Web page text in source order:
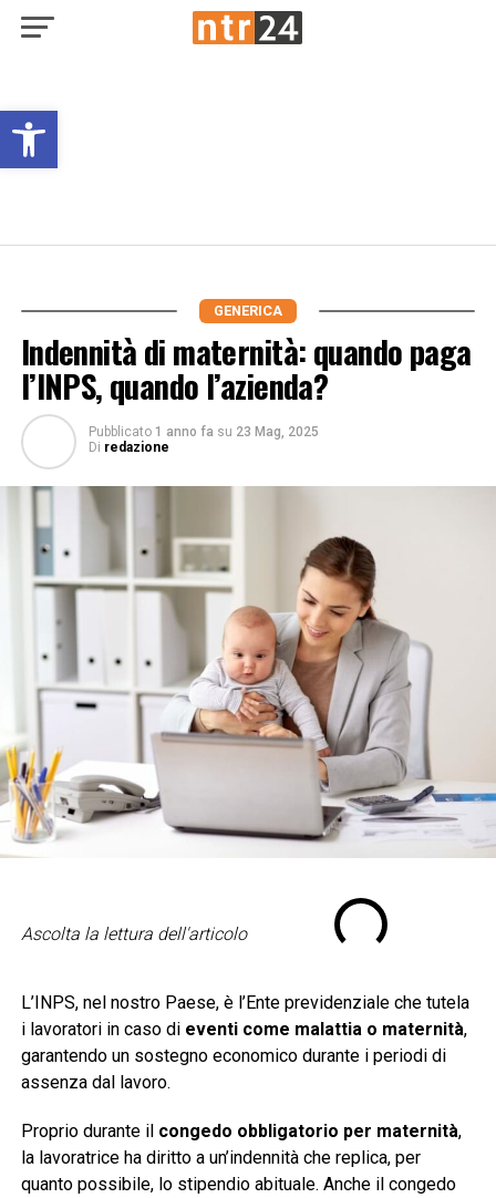
Open toolbar
GENERICA
Indennità di maternità: quando paga
l’INPS, quando l’azienda?
Pubblicato 1 anno fa su 23 Mag, 2025
Di redazione
Ascolta la lettura dell'articolo
L’INPS, nel nostro Paese, è l’Ente previdenziale che tutela
i lavoratori in caso di eventi come malattia o maternità,
garantendo un sostegno economico durante i periodi di
assenza dal lavoro.
Proprio durante il congedo obbligatorio per maternità,
la lavoratrice ha diritto a un’indennità che replica, per
quanto possibile, lo stipendio abituale. Anche il congedo